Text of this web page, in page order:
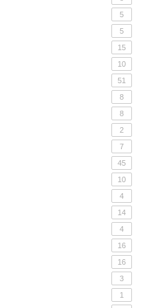
5
5
15
10
51
8
8
2
7
45
10
4
14
4
16
16
3
1